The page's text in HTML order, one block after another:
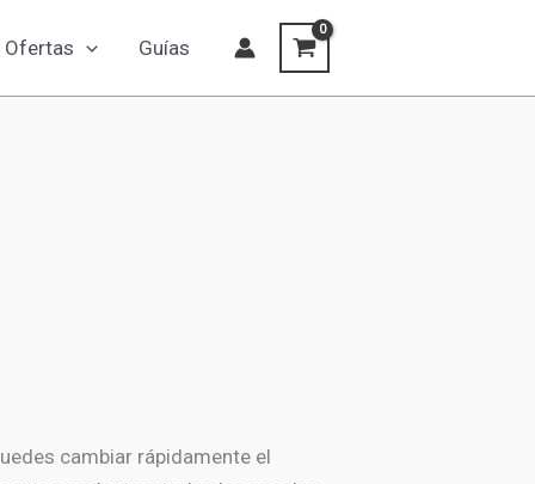
Ofertas Guías
cambiar rápidamente el
editable